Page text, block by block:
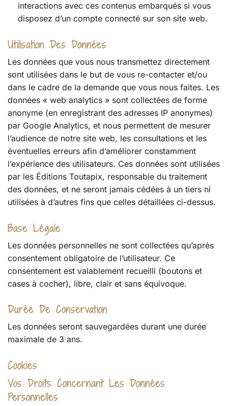
interactions avec ces contenus embarqués si vous
disposez d’un compte connecté sur son site web.
Utilisation Des Données
Les données que vous nous transmettez directement
sont utilisées dans le but de vous re-contacter et/ou
dans le cadre de la demande que vous nous faites. Les
données « web analytics » sont collectées de forme
anonyme (en enregistrant des adresses IP anonymes)
par Google Analytics, et nous permettent de mesurer
l’audience de notre site web, les consultations et les
éventuelles erreurs afin d’améliorer constamment
l’expérience des utilisateurs. Ces données sont utilisées
par les Éditions Toutapix, responsable du traitement
des données, et ne seront jamais cédées à un tiers ni
utilisées à d’autres fins que celles détaillées ci-dessus.
Base Légale
Les données personnelles ne sont collectées qu’après
consentement obligatoire de l’utilisateur. Ce
consentement est valablement recueilli (boutons et
cases à cocher), libre, clair et sans équivoque.
Durée De Conservation
Les données seront sauvegardées durant une durée
maximale de 3 ans.
Cookies
Vos Droits Concernant Les Données
Personnelles